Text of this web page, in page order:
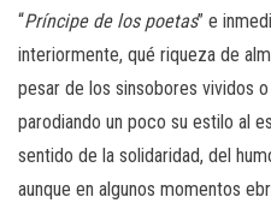
“Príncipe de los poetas” e
interiormente, qué riqueza de
pesar de los sinsobores vividos
parodiando un poco su estilo al
sentido de la solidaridad, del
aunque en algunos momentos